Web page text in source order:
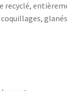
recyclé,